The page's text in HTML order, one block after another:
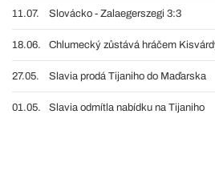
11.07. Slovácko - Zalaegerszegi 3:3
18.06. Chlumecký zůstává hráčem
27.05. Slavia prodá Tijaniho do Maďarska
01.05. Slavia odmítla nabídku na Tijaniho